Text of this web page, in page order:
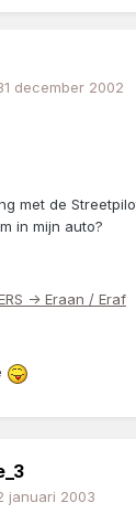
december 2002
met de
in mijn auto?
-> Eraan / Eraf
januari 2003